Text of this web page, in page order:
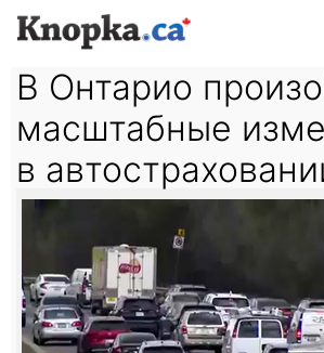
В Онтарио
масштабные
в